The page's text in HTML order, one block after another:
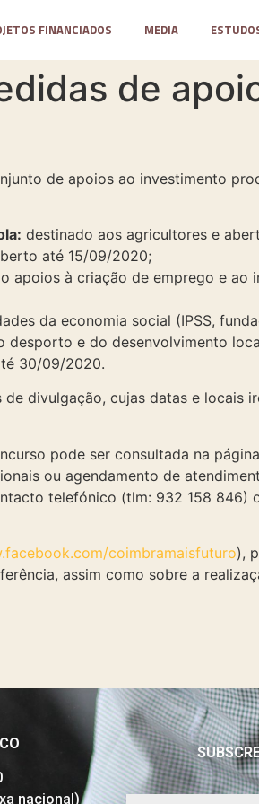
FINANCIADOS MEDIA
de
de apoios ao investimento
destinado aos agricultores e
até 15/09/2020;
apoios à criação de emprego e ao
da economia social (IPSS,
e do desenvolvimento
30/09/2020.
divulgação, cujas datas e locais
pode ser consultada na
ou agendamento de
telefónico (tlm: 932 158 846)
coimbramaisfuturo),
assim como sobre a
nacional)